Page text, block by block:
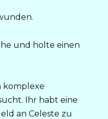
und holte einen
komplexe
Ihr habt eine
an Celeste zu